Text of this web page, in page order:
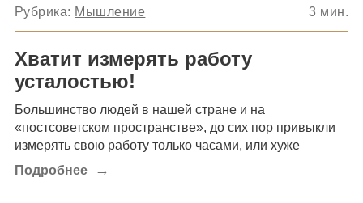
Рубрика: Мышление 3 мин.
Хватит измерять работу
усталостью!
Большинство людей в нашей стране и на
«постсоветском пространстве», до сих пор привыкли
измерять свою работу только часами, или хуже
Подробнее
→